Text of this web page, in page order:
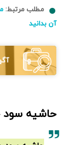
مطلب مرتبط:
آن بدانید
حاشیه